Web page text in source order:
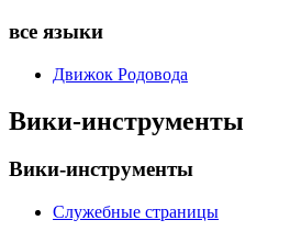
все языки
Движок Родовода
Вики-инструменты
Вики-инструменты
Служебные страницы